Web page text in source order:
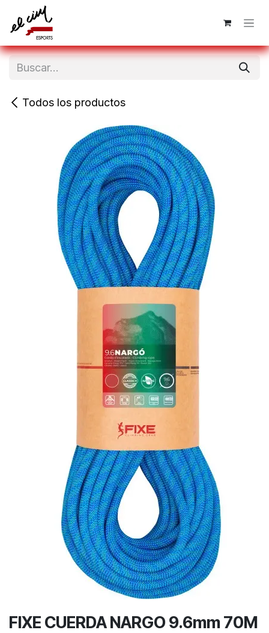
Ir al contenido
Todos los productos
FIXE CUERDA NARGO 9.6mm 70M